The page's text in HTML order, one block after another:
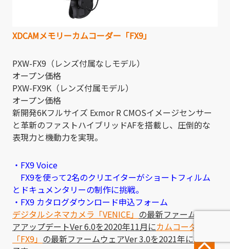
XDCAMメモリーカムコーダー「FX9」
PXW-FX9（レンズ付属なしモデル）
オープン価格
PXW-FX9K（レンズ付属モデル）
オープン価格
新開発6Kフルサイズ Exmor R CMOSイメージセンサー
と革新のファストハイブリッドAFを搭載し、圧倒的な
表現力と機動力を実現。
・FX9 Voice
FX9を使って2名のクリエイターがショートフィルム
とドキュメンタリーの制作に挑戦。
・FX9 カタログダウンロード申込フォーム
デジタルシネマカメラ「VENICE」 の最新ファームウェ
アアップデートVer 6.0を2020年11月にカムコーダー
「FX9」 の最新ファームウェアVer 3.0を2021年に行う